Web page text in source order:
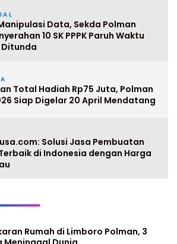
Data, Sekda Polman
10 SK PPPK Paruh Waktu
Total Hadiah Rp75 Juta, Polman
Siap Digelar 20 April Mendatang
Solusi Jasa Pembuatan
di Indonesia dengan Harga
Rumah di Limboro Polman, 3